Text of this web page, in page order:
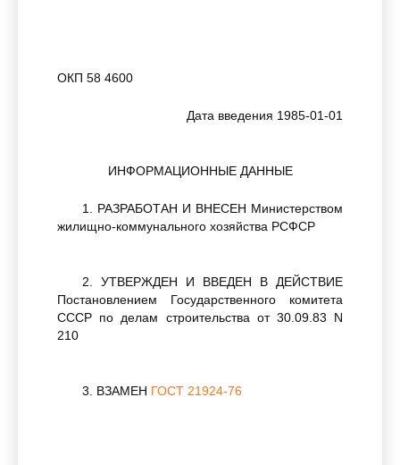
ОКП 58 4600
Дата введения 1985-01-01
ИНФОРМАЦИОННЫЕ ДАННЫЕ
1. РАЗРАБОТАН И ВНЕСЕН Министерством
жилищно-коммунального хозяйства РСФСР
2. УТВЕРЖДЕН И ВВЕДЕН В ДЕЙСТВИЕ
Постановлением Государственного комитета
СССР по делам строительства от 30.09.83 N
210
3. ВЗАМЕН ГОСТ 21924-76